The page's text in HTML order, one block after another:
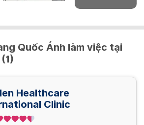
<5cm2Quốc Ánh làm việc tại
Healthcare
Clinic